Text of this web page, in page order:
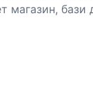
магазин, бази